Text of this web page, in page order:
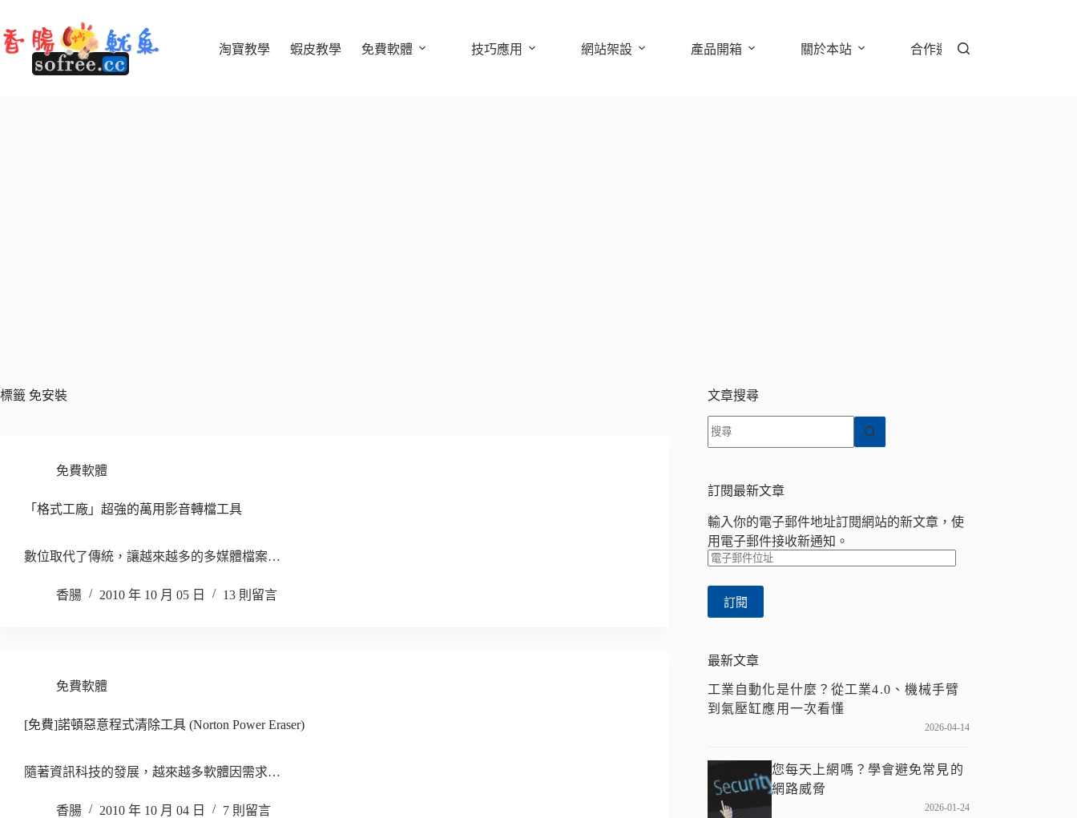
至
主
淘寶教學 蝦皮教學 免費軟體 技巧應用 網站架設 產品開箱 關於本站 合作邀約
標籤 免安裝
免費軟體
「格式工廠」超強的萬用影音轉檔工具
數位取代了傳統，讓越來越多的多媒體檔案…
香腸 2010 年 10 月 05 日 13 則留言
免費軟體
[免費]諾頓惡意程式清除工具 (Norton Power Eraser)
隨著資訊科技的發展，越來越多軟體因需求…
香腸 2010 年 10 月 04 日 7 則留言
文章搜尋
找
不
符
條
件
的
訂閱最新文章
輸入你的電子郵件地址訂閱網站的新文章，使
用電子郵件接收新通知。
電
郵
訂閱
最新文章
工業自動化是什麼？從工業4.0、機械手臂
到氣壓缸應用一次看懂
2026-04-14
您每天上網嗎？學會避免常見的
網路威脅
2026-01-24